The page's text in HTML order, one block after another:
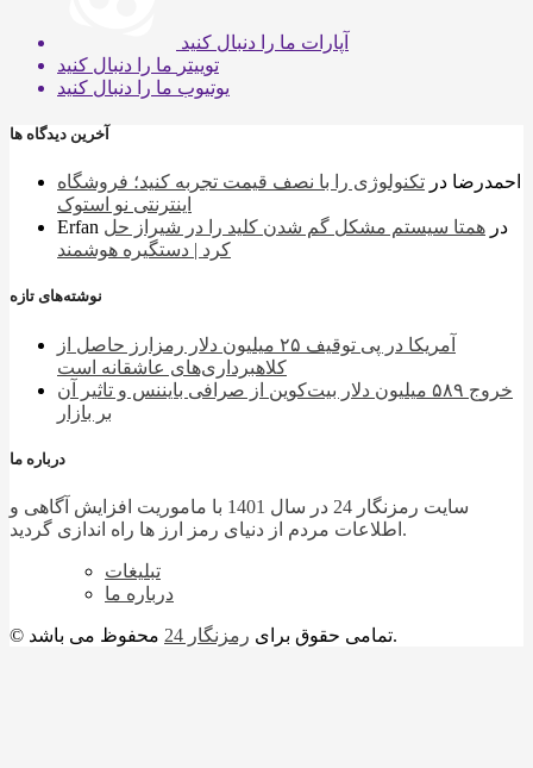
آپارات ما را دنبال کنید
توییتر ما را دنبال کنید
یوتیوب ما را دنبال کنید
آخرین دیدگاه ها
احمدرضا در تکنولوژی را با نصف قیمت تجربه کنید؛ فروشگاه
اینترنتی نو استوک
Erfan
در همتا سیستم مشکل گم شدن کلید را در شیراز حل
کرد | دستگیره هوشمند
نوشته‌های تازه
آمریکا در پی توقیف ۲۵ میلیون دلار رمزارز حاصل از
کلاهبرداری‌های عاشقانه است
خروج ۵۸۹ میلیون دلار بیت‌کوین از صرافی بایننس و تاثیر آن
بر بازار
درباره ما
سایت رمزنگار 24 در سال 1401 با ماموریت افزایش آگاهی و
اطلاعات مردم از دنیای رمز ارز ها راه اندازی گردید.
تبلیغات
درباره ما
© تمامی حقوق برای رمزنگار 24 محفوظ می باشد.